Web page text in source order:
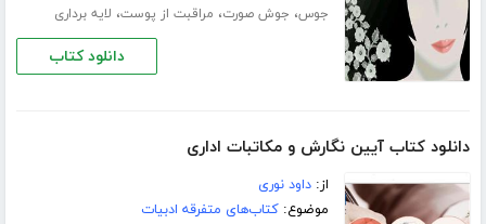
جوس، جوش صورت، مراقبت از پوست، لایه برداری
دانلود کتاب
دانلود کتاب آیین نگارش و مکاتبات اداری
از:داود نوری
موضوع:کتاب‌های متفرقه ادبیات